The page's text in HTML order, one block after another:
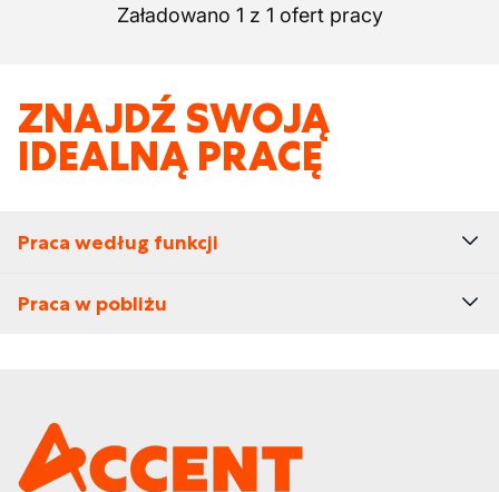
Załadowano 1 z 1 ofert pracy
ZNAJDŹ SWOJĄ
IDEALNĄ PRACĘ
Praca według funkcji
Praca w pobliżu